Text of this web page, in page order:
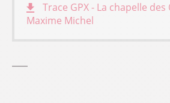
Trace GPX - La chapelle des
Maxime Michel